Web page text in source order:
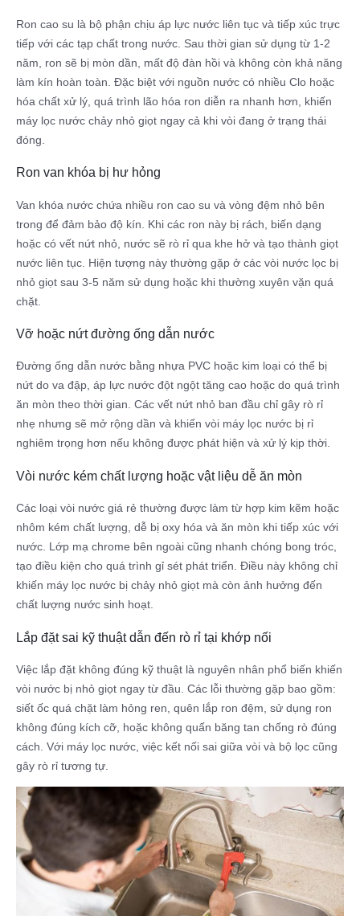
Ron cao su là bộ phận chịu áp lực nước liên tục và tiếp xúc trực
tiếp với các tạp chất trong nước. Sau thời gian sử dụng từ 1-2
năm, ron sẽ bị mòn dần, mất độ đàn hồi và không còn khả năng
làm kín hoàn toàn. Đặc biệt với nguồn nước có nhiều Clo hoặc
hóa chất xử lý, quá trình lão hóa ron diễn ra nhanh hơn, khiến
máy lọc nước chảy nhỏ giọt ngay cả khi vòi đang ở trạng thái
đóng.
Ron van khóa bị hư hỏng
Van khóa nước chứa nhiều ron cao su và vòng đệm nhỏ bên
trong để đảm bảo độ kín. Khi các ron này bị rách, biến dạng
hoặc có vết nứt nhỏ, nước sẽ rò rỉ qua khe hở và tạo thành giọt
nước liên tục. Hiện tượng này thường gặp ở các vòi nước lọc bị
nhỏ giọt sau 3-5 năm sử dụng hoặc khi thường xuyên vặn quá
chặt.
Vỡ hoặc nứt đường ống dẫn nước
Đường ống dẫn nước bằng nhựa PVC hoặc kim loại có thể bị
nứt do va đập, áp lực nước đột ngột tăng cao hoặc do quá trình
ăn mòn theo thời gian. Các vết nứt nhỏ ban đầu chỉ gây rò rỉ
nhẹ nhưng sẽ mở rộng dần và khiến vòi máy lọc nước bị rỉ
nghiêm trọng hơn nếu không được phát hiện và xử lý kịp thời.
Vòi nước kém chất lượng hoặc vật liệu dễ ăn mòn
Các loại vòi nước giá rẻ thường được làm từ hợp kim kẽm hoặc
nhôm kém chất lượng, dễ bị oxy hóa và ăn mòn khi tiếp xúc với
nước. Lớp mạ chrome bên ngoài cũng nhanh chóng bong tróc,
tạo điều kiện cho quá trình gỉ sét phát triển. Điều này không chỉ
khiến máy lọc nước bị chảy nhỏ giọt mà còn ảnh hưởng đến
chất lượng nước sinh hoạt.
Lắp đặt sai kỹ thuật dẫn đến rò rỉ tại khớp nối
Việc lắp đặt không đúng kỹ thuật là nguyên nhân phổ biến khiến
vòi nước bị nhỏ giọt ngay từ đầu. Các lỗi thường gặp bao gồm:
siết ốc quá chặt làm hỏng ren, quên lắp ron đệm, sử dụng ron
không đúng kích cỡ, hoặc không quấn băng tan chống rò đúng
cách. Với máy lọc nước, việc kết nối sai giữa vòi và bộ lọc cũng
gây rò rỉ tương tự.